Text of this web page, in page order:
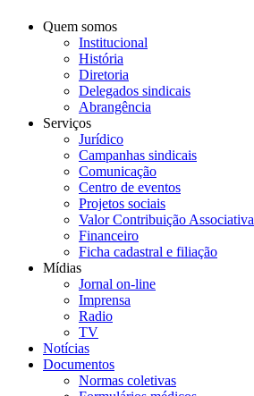
Quem somos
Institucional
História
Diretoria
Delegados sindicais
Abrangência
Serviços
Jurídico
Campanhas sindicais
Comunicação
Centro de eventos
Projetos sociais
Valor Contribuição Associativa
Financeiro
Ficha cadastral e filiação
Mídias
Jornal on-line
Imprensa
Radio
TV
Notícias
Documentos
Normas coletivas